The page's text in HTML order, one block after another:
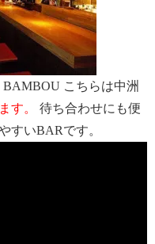
こちらは中洲
す。
待ち合わせにも便
すいBARです。